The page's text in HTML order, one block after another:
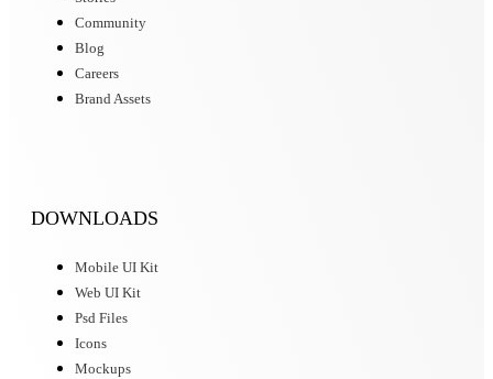
Community
Blog
Careers
Brand Assets
DOWNLOADS
Mobile UI Kit
Web UI Kit
Psd Files
Icons
Mockups